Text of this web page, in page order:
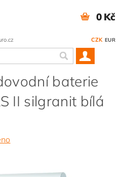
CZK EUR
0 Kč
baterie
II silgranit bílá